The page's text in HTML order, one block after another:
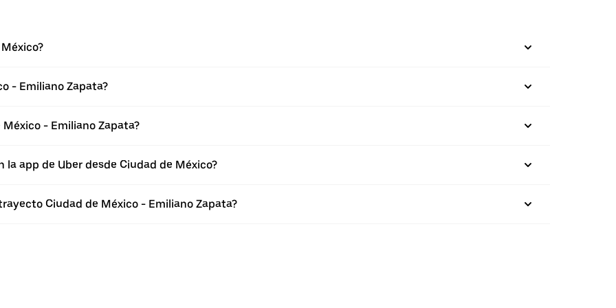
- Emiliano Zapata?
- Emiliano Zapata?
app de Uber desde Ciudad de México?
Ciudad de México - Emiliano Zapata?